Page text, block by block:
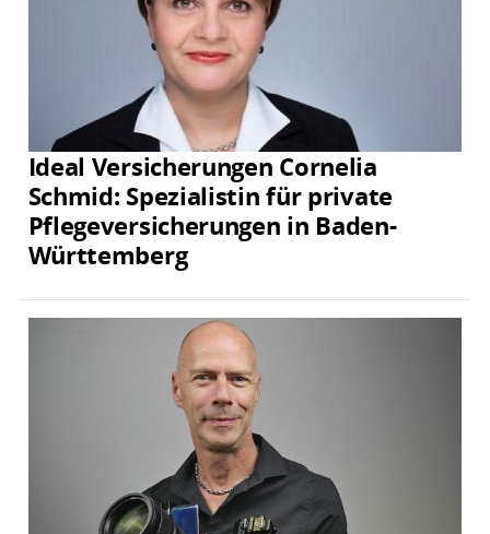
Ideal Versicherungen Cornelia
Schmid: Spezialistin für private
Pflegeversicherungen in Baden-
Württemberg